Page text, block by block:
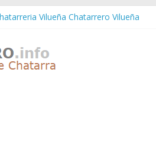
Vilueña Chatarrero Vilueña
Zaida Chatarrero Zaida
Vistabella Chatarrero Vistabella